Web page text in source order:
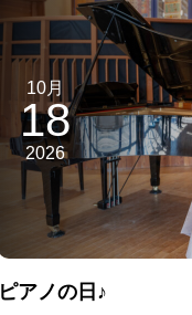
10月
18
2026
ピアノの日♪